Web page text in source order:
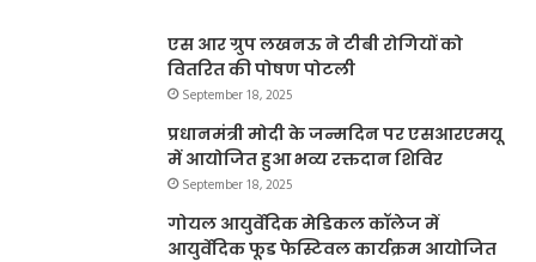
एस आर ग्रुप लखनऊ ने टीबी रोगियों को
वितरित की पोषण पोटली
September 18, 2025
प्रधानमंत्री मोदी के जन्मदिन पर एसआरएमयू
में आयोजित हुआ भव्य रक्तदान शिविर
September 18, 2025
गोयल आयुर्वेदिक मेडिकल कॉलेज में
आयुर्वेदिक फूड फेस्टिवल कार्यक्रम आयोजित